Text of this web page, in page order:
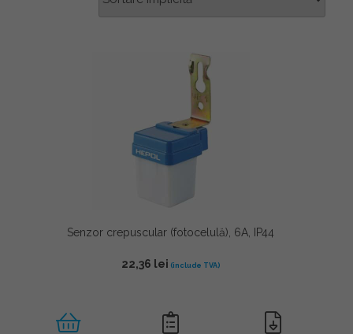
Senzor crepuscular (fotocelulă), 6A, IP44
22,36 lei